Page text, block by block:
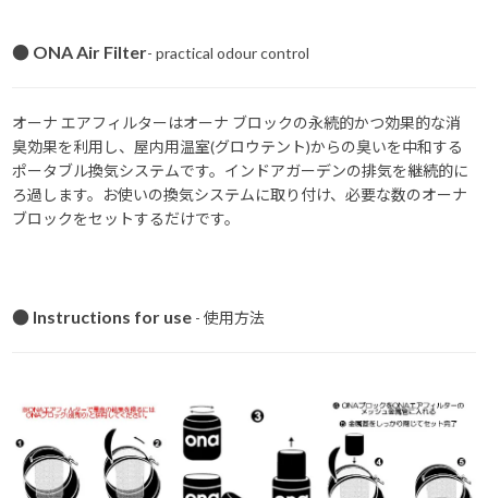
● ONA Air Filter- practical odour control
オーナ エアフィルターはオーナ ブロックの永続的かつ効果的な消
臭効果を利用し、屋内用温室(グロウテント)からの臭いを中和する
ポータブル換気システムです。インドアガーデンの排気を継続的に
ろ過します。お使いの換気システムに取り付け、必要な数のオーナ
ブロックをセットするだけです。
● Instructions for use - 使用方法